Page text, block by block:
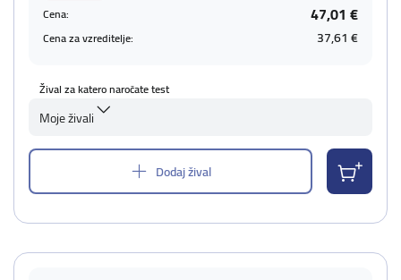
Cena:
47,01 €
Cena za vzreditelje: 37,61 €
Žival za katero naročate test
Moje živali
Dodaj žival